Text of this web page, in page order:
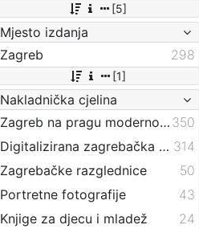
[5]
Mjesto izdanja
Zagreb
298
[1]
Nakladnička cjelina
Zagreb na pragu modernog doba 350
Digitalizirana zagrebačka baština 314
Zagrebačke razglednice
50
Portretne fotografije
43
Knjige za djecu i mladež
24